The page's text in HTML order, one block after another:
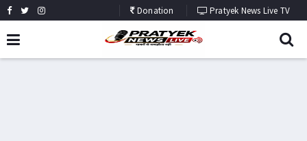
Donation Pratyek News Live TV